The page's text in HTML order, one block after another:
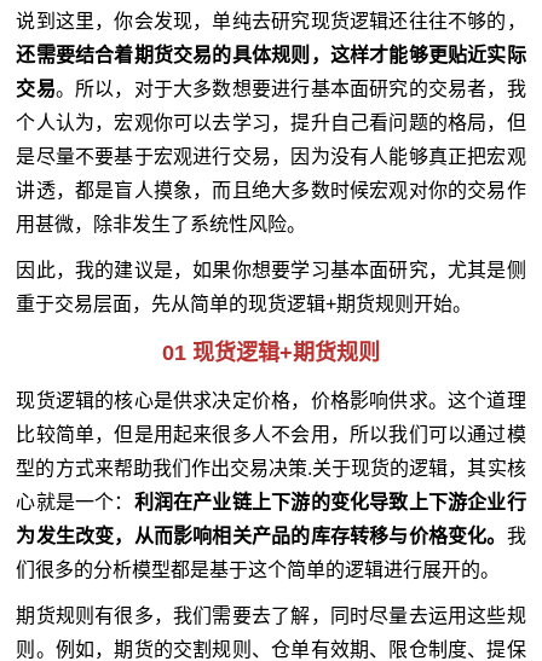
说到这里，你会发现，单纯去研究现货逻辑还往往不够的，
还需要结合着期货交易的具体规则，这样才能够更贴近实际
交易。所以，对于大多数想要进行基本面研究的交易者，我
个人认为，宏观你可以去学习，提升自己看问题的格局，但
是尽量不要基于宏观进行交易，因为没有人能够真正把宏观
讲透，都是盲人摸象，而且绝大多数时候宏观对你的交易作
用甚微，除非发生了系统性风险。
因此，我的建议是，如果你想要学习基本面研究，尤其是侧
重于交易层面，先从简单的现货逻辑+期货规则开始。
01 现货逻辑+期货规则
现货逻辑的核心是供求决定价格，价格影响供求。这个道理
比较简单，但是用起来很多人不会用，所以我们可以通过模
型的方式来帮助我们作出交易决策.关于现货的逻辑，其实核
心就是一个： 利润在产业链上下游的变化导致上下游企业行
为发生改变，从而影响相关产品的库存转移与价格变化。 我
们很多的分析模型都是基于这个简单的逻辑进行展开的。
期货规则有很多，我们需要去了解，同时尽量去运用这些规
则。例如，期货的交割规则、仓单有效期、限仓制度、提保